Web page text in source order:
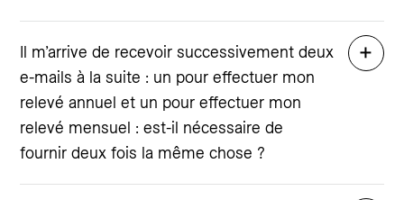
Il m’arrive de recevoir successivement deux
e-mails à la suite : un pour effectuer mon
relevé annuel et un pour effectuer mon
relevé mensuel : est-il nécessaire de
fournir deux fois la même chose ?